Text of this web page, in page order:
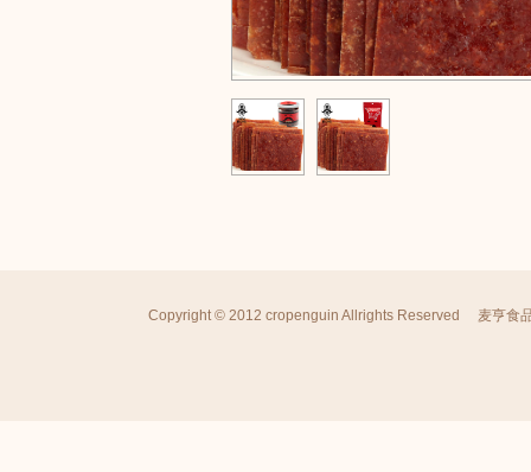
Copyright © 2012 cropenguin Allrights Reserved 麦亨